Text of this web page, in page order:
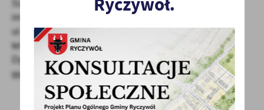
treści w postaci wiadomości, ofert, komunikatów mediów
społecznościowych.
Szkoła Podstawowaw Ryczywole
im. Powstańców Wielkopolskich
ul. Szkolna 1, 64-630 Ryczywół
tel. 67 28 37 026, 67 28 37 104
Dyrektor: Iwona Kowalska
www.spryczywol.pl
UDOSTĘPNIJ